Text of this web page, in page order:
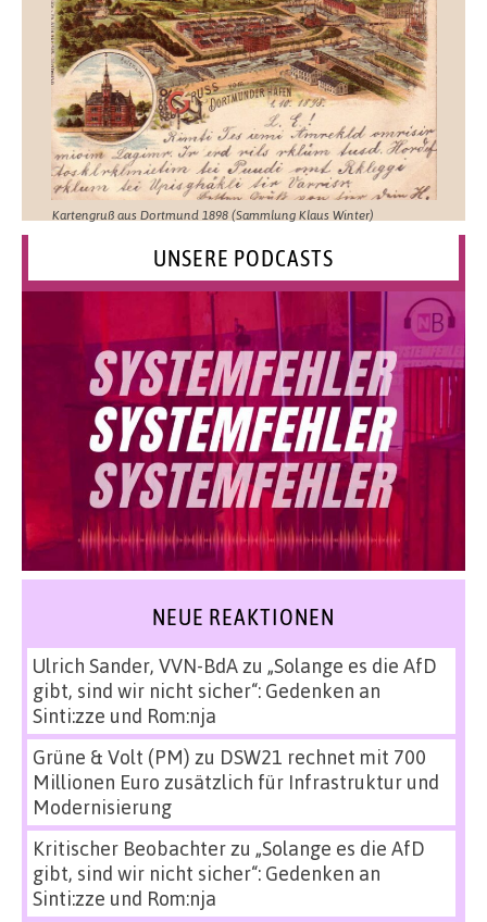
Kartengruß aus Dortmund 1898 (Sammlung Klaus Winter)
UNSERE PODCASTS
NEUE REAKTIONEN
Ulrich Sander, VVN-BdAzu „Solange es die AfD
gibt, sind wir nicht sicher“: Gedenken an
Sinti:zze und Rom:nja
Grüne & Volt (PM) zu DSW21 rechnet mit 700
Millionen Euro zusätzlich für Infrastruktur und
Modernisierung
Kritischer Beobachterzu „Solange es die AfD
gibt, sind wir nicht sicher“: Gedenken an
Sinti:zze und Rom:nja